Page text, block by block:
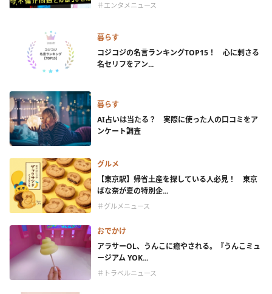
＃エンタメニュース
暮らす
コジコジの名言ランキングTOP15！ 心に刺さる
名セリフをアン...
暮らす
AI占いは当たる？ 実際に使った人の口コミをア
ンケート調査
グルメ
【東京駅】帰省土産を探している人必見！ 東京
ばな奈が夏の特別企...
＃グルメニュース
おでかけ
アラサーOL、うんこに癒やされる。『うんこミュ
ージアム YOK...
＃トラベルニュース